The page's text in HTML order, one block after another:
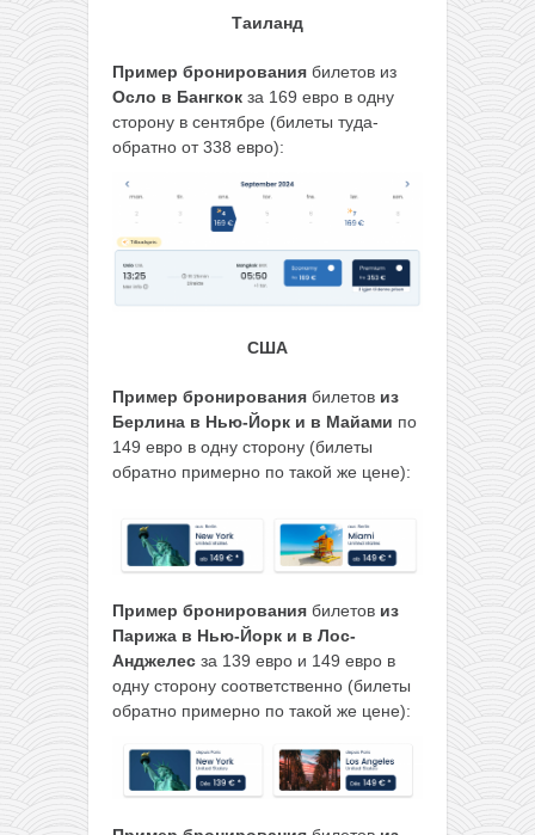
Таиланд
Пример бронирования билетов из
Осло в Бангкок за 169 евро в одну
сторону в сентябре (билеты туда-
обратно от 338 евро):
США
Пример бронирования билетов из
Берлина в Нью-Йорк и в Майами по
149 евро в одну сторону (билеты
обратно примерно по такой же цене):
Пример бронирования билетов из
Парижа в Нью-Йорк и в Лос-
Анджелес за 139 евро и 149 евро в
одну сторону соответственно (билеты
обратно примерно по такой же цене):